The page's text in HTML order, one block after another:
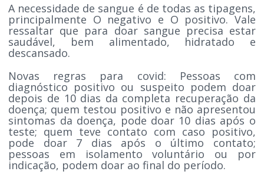
A necessidade de sangue é de todas as tipagens,
principalmente O negativo e O positivo. Vale
ressaltar que para doar sangue precisa estar
saudável, bem alimentado, hidratado e
descansado.
Novas regras para covid: Pessoas com
diagnóstico positivo ou suspeito podem doar
depois de 10 dias da completa recuperação da
doença; quem testou positivo e não apresentou
sintomas da doença, pode doar 10 dias após o
teste; quem teve contato com caso positivo,
pode doar 7 dias após o último contato;
pessoas em isolamento voluntário ou por
indicação, podem doar ao final do período.